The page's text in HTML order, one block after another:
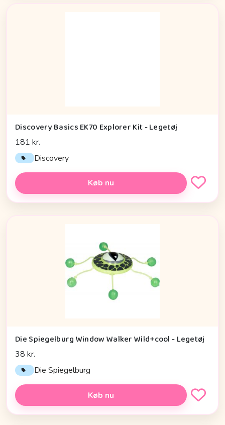
Discovery Basics EK70 Explorer Kit - Legetøj
181 kr.
Discovery
Køb nu
Die Spiegelburg Window Walker Wild+cool - Legetøj
38 kr.
Die Spiegelburg
Køb nu